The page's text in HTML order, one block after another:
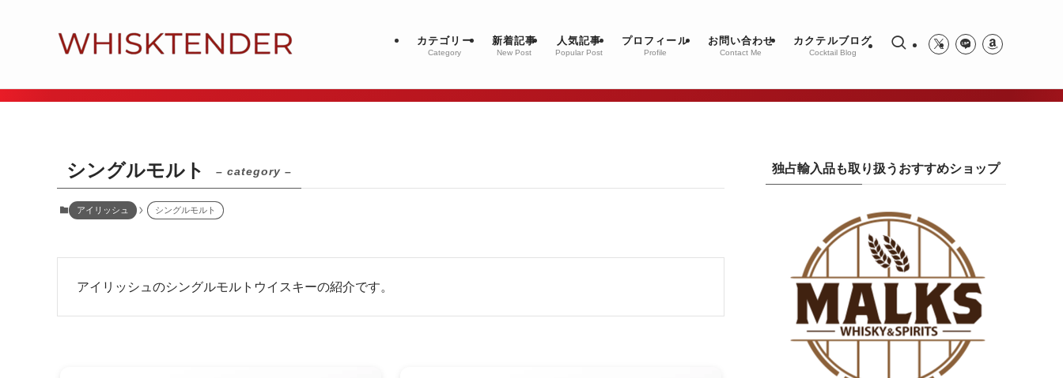
カテゴリー
Category
新着記事
New Post
人気記事
Popular Post
プロフィール
Profile
お問い合わせ
Contact Me
カクテルブログ
Cocktail Blog
シングルモルト – category –
アイリッシュ シングルモルト
アイリッシュのシングルモルトウイスキーの紹介です。
独占輸入品も取り扱うおすすめショップ